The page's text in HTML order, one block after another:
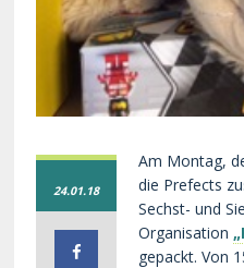
24.01.18
Am Montag,
die Prefects
Sechst- und
Organisation
gepackt. Von